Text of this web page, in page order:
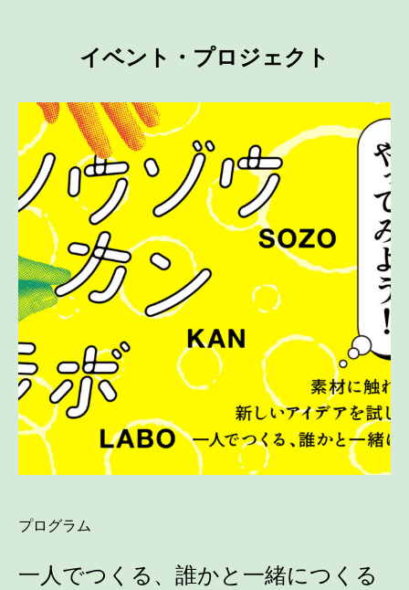
イベント・プロジェクト
プログラム
一人でつくる、誰かと一緒につくる